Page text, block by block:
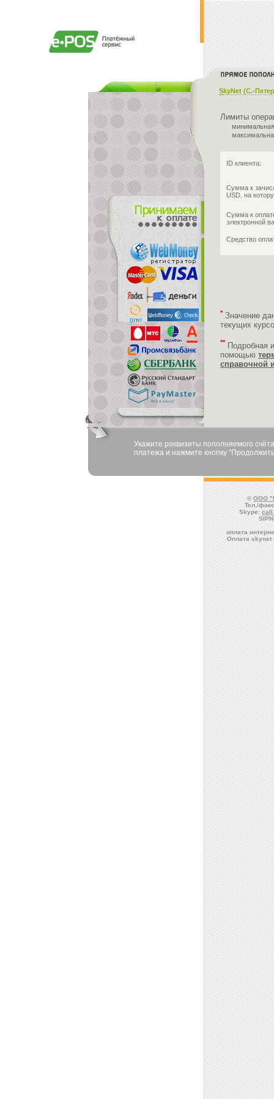
SkyNet (С.-
Лимиты
ID клиента:
Сумма к
USD, на
Сумма к
электронной
Средство
* Значение
текущих
** Подробная
помощью
справочной
Укажите реквизиты пополняемого
платежа и нажмите кнопку
©ООО
Тел./
Skype:
оплата
Оплата skynet